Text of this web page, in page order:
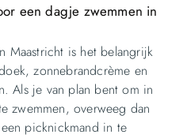
een dagje zwemmen in
Maastricht is het belangrijk
zonnebrandcrème en
Als je van plan bent om in
zwemmen, overweeg dan
picknickmand in te